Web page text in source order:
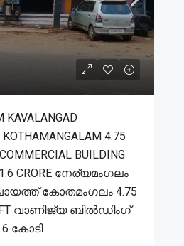
KAVALANGAD
KOTHAMANGALAM 4.75
BUILDING
1.6 CRORE നേര്യമംഗലം
കോതമംഗലം 4.75
വാണിജ്യ ബിൽഡിംഗ്
കോടി